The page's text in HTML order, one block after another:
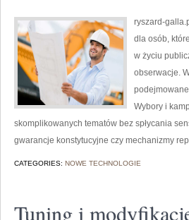
ryszard-
dla osób,
w życiu
obserwacje.
Wybory i
skomplikowanych tematów bez spłycania
gwarancje konstytucyjne czy mechanizmy
CATEGORIES: NOWE TECHNOLOGIE
Tuning i